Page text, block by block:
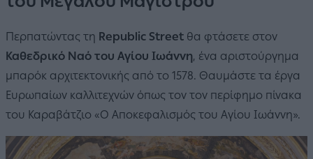
Περπατώντας τη Republic Street θα φτάσετε στον
Καθεδρικό Ναό του Αγίου Ιωάννη, ένα αριστούργημα
μπαρόκ αρχιτεκτονικής από το 1578. Θαυμάστε τα έργα
Ευρωπαίων καλλιτεχνών όπως τον τον περίφημο πίνακα
του Καραβάτζιο «Ο Αποκεφαλισμός του Αγίου Ιωάννη».